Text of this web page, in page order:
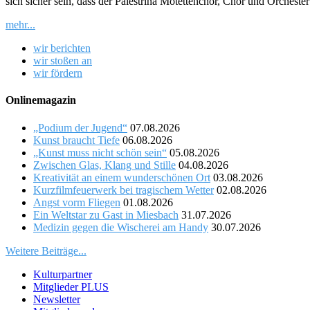
mehr...
wir berichten
wir stoßen an
wir fördern
Onlinemagazin
„Podium der Jugend“ 07.08.2026
Kunst braucht Tiefe 06.08.2026
„Kunst muss nicht schön sein“ 05.08.2026
Zwischen Glas, Klang und Stille 04.08.2026
Kreativität an einem wunderschönen Ort 03.08.2026
Kurzfilmfeuerwerk bei tragischem Wetter 02.08.2026
Angst vorm Fliegen 01.08.2026
Ein Weltstar zu Gast in Miesbach 31.07.2026
Medizin gegen die Wischerei am Handy 30.07.2026
Weitere Beiträge...
Kulturpartner
Mitglieder PLUS
Newsletter